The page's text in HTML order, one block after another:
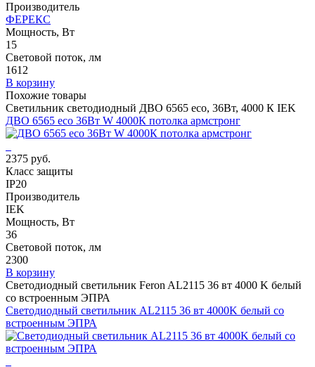
Производитель
ФЕРЕКС
Мощность, Вт
15
Световой поток, лм
1612
В корзину
Похожие товары
Светильник светодиодный ДВО 6565 eco, 36Вт, 4000 К IEK
ДВО 6565 eco 36Вт W 4000К потолка армстронг
2375 руб.
Класс защиты
IP20
Производитель
IEK
Мощность, Вт
36
Световой поток, лм
2300
В корзину
Светодиодный светильник Feron AL2115 36 вт 4000 K белый
со встроенным ЭПРА
Светодиодный светильник AL2115 36 вт 4000K белый со
встроенным ЭПРА